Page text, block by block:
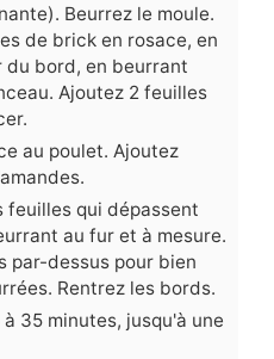
Beurrez le moule.
de brick en rosace, en
du bord, en beurrant
Ajoutez 2 feuilles
au poulet. Ajoutez
feuilles qui dépassent
au fur et à mesure.
par-dessus pour bien
Rentrez les bords.
35 minutes, jusqu'à une